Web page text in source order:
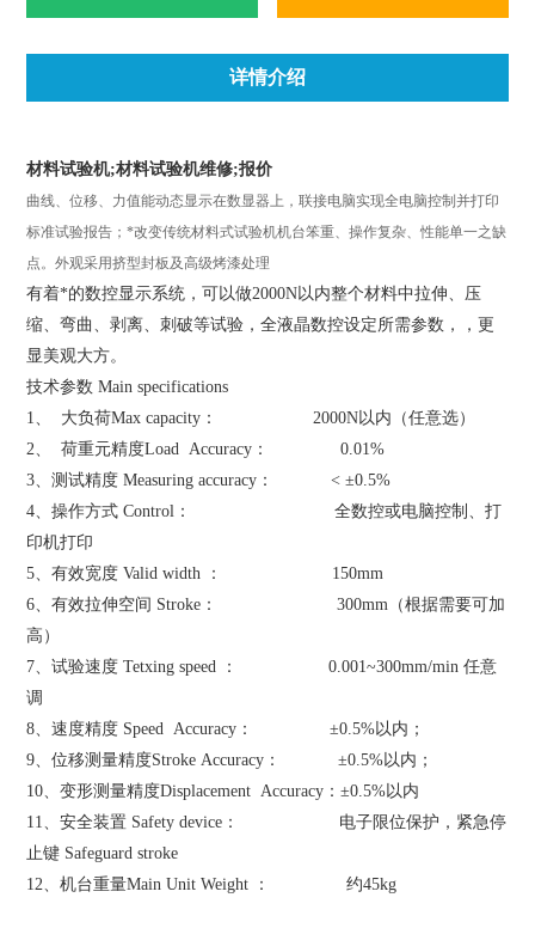
详情介绍
材料试验机;材料试验机维修;报价
曲线、位移、力值能动态显示在数显器上，联接电脑实现全电脑控制并打印
标准试验报告；*改变传统材料式试验机机台笨重、操作复杂、性能单一之缺
点。外观采用挤型封板及高级烤漆处理
有着*的数控显示系统，可以做2000N以内整个材料中拉伸、压
缩、弯曲、剥离、刺破等试验，全液晶数控设定所需参数，，更
显美观大方。
技术参数 Main specifications
1、 大负荷Max capacity： 2000N以内（任意选）
2、 荷重元精度Load Accuracy： 0.01%
3、测试精度 Measuring accuracy： < ±0.5%
4、操作方式 Control： 全数控或电脑控制、打
印机打印
5、有效宽度 Valid width ： 150mm
6、有效拉伸空间 Stroke： 300mm（根据需要可加
高）
7、试验速度 Tetxing speed ： 0.001~300mm/min 任意
调
8、速度精度 Speed Accuracy： ±0.5%以内；
9、位移测量精度Stroke Accuracy： ±0.5%以内；
10、变形测量精度Displacement Accuracy：±0.5%以内
11、安全装置 Safety device： 电子限位保护，紧急停
止键 Safeguard stroke
12、机台重量Main Unit Weight ： 约45kg